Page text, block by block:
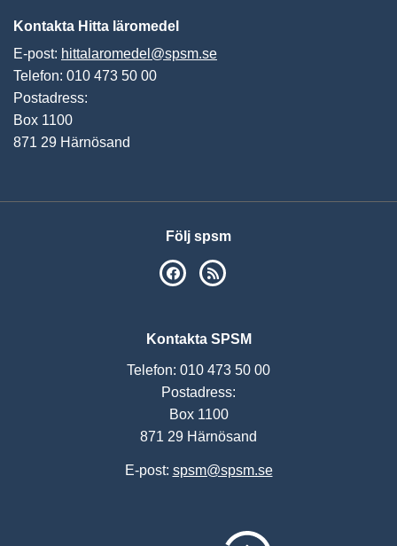
Kontakta Hitta läromedel
E-post: hittalaromedel@spsm.se
Telefon: 010 473 50 00
Postadress:
Box 1100
871 29 Härnösand
Följ spsm
SPSM på Facebook
Kontakta SPSM
Telefon: 010 473 50 00
Postadress:
Box 1100
871 29 Härnösand
E-post: spsm@spsm.se